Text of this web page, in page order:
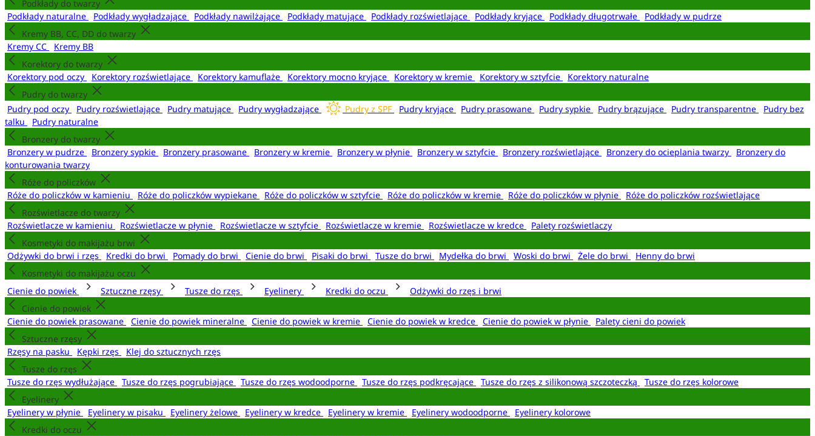
Podkłady do twarzy
Podkłady naturalne
Podkłady wygładzające Podkłady nawilżające Podkłady matujące Podkłady rozświetlające Podkłady kryjące Podkłady długotrwałe
Podkłady w pudrze
Kremy BB, CC, DD do twarzy
Kremy CC
Kremy BB
Korektory do twarzy
Korektory pod oczy
Korektory rozświetlające Korektory kamuflaże Korektory mocno kryjące Korektory w kremie Korektory w sztyfcie
Korektory naturalne
Pudry do twarzy
Pudry pod oczy
Pudry rozświetlające Pudry matujące Pudry wygładzające Pudry z SPF Pudry kryjące Pudry prasowane Pudry sypkie Pudry brązujące Pudry transparentne
Pudry bez
talku
Pudry naturalne
Bronzery do twarzy
Bronzery w pudrze
Bronzery sypkie Bronzery prasowane Bronzery w kremie Bronzery w płynie Bronzery w sztyfcie Bronzery rozświetlające Bronzery do ocieplania twarzy
Bronzery do
konturowania twarzy
Róże do policzków
Róże do policzków w kamieniu
Róże do policzków wypiekane Róże do policzków w sztyfcie Róże do policzków w kremie Róże do policzków w płynie
Róże do policzków rozświetlające
Rozświetlacze do twarzy
Rozświetlacze w kamieniu
Rozświetlacze w płynie Rozświetlacze w sztyfcie Rozświetlacze w kremie Rozświetlacze w kredce
Palety rozświetlaczy
Kosmetyki do makijażu brwi
Odżywki do brwi i rzęs
Kredki do brwi Pomady do brwi Cienie do brwi Pisaki do brwi Tusze do brwi Mydełka do brwi Woski do brwi Żele do brwi
Henny do brwi
Kosmetyki do makijażu oczu
Cienie do powiek
Sztuczne rzęsy Tusze do rzęs Eyelinery Kredki do oczu
Odżywki do rzęs i brwi
Cienie do powiek
Cienie do powiek prasowane
Cienie do powiek mineralne Cienie do powiek w kremie Cienie do powiek w kredce Cienie do powiek w płynie
Palety cieni do powiek
Sztuczne rzęsy
Rzęsy na pasku
Kępki rzęs
Klej do sztucznych rzęs
Tusze do rzęs
Tusze do rzęs wydłużające
Tusze do rzęs pogrubiające Tusze do rzęs wodoodporne Tusze do rzęs podkręcające Tusze do rzęs z silikonową szczoteczką
Tusze do rzęs kolorowe
Eyelinery
Eyelinery w płynie
Eyelinery w pisaku Eyelinery żelowe Eyelinery w kredce Eyelinery w kremie Eyelinery wodoodporne
Eyelinery kolorowe
Kredki do oczu